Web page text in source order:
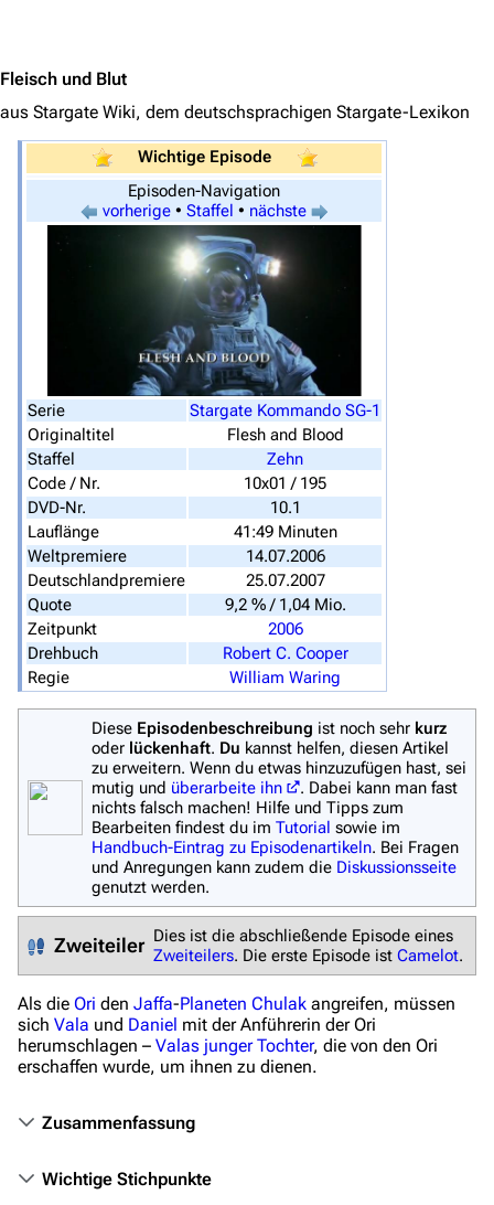
3639 2133 346.392
Hauptseite
Von A bis Z
Zufälliger Artikel
Spezialseiten
Datei hochladen
Filme und Serien
Überblick
Stargate SG-1
Stargate Atlantis
Stargate Universe
Stargate Origins
Stargate Infinity
Stargate-Romane
Filme
Personen
Fleisch und Blut
aus Stargate Wiki, dem deutschsprachigen Stargate-Lexikon
Wichtige Episode
Episoden-Navigation
vorherige• Staffel • nächste
Serie
Stargate Kommando SG-1
Originaltitel
Flesh and Blood
Staffel
Zehn
Code / Nr.
10x01 / 195
DVD-Nr.
10.1
Lauflänge
41:49 Minuten
Weltpremiere
14.07.2006
Deutschlandpremiere
25.07.2007
Quote
9,2 % / 1,04 Mio.
Zeitpunkt
2006
Drehbuch
Robert C. Cooper
Regie
William Waring
Diese Episodenbeschreibung ist noch sehr kurz
oder lückenhaft. Du kannst helfen, diesen Artikel
zu erweitern. Wenn du etwas hinzuzufügen hast, sei
mutig und überarbeite ihn
. Dabei kann man fast
nichts falsch machen! Hilfe und Tipps zum
Bearbeiten findest du im Tutorial sowie im
Handbuch-Eintrag zu Episodenartikeln. Bei Fragen
und Anregungen kann zudem die Diskussionsseite
genutzt werden.
Zweiteiler Dies ist die abschließende Episode eines
Zweiteilers. Die erste Episode ist Camelot.
Als die Ori den Jaffa-Planeten Chulak angreifen, müssen
sich Vala und Daniel mit der Anführerin der Ori
herumschlagen – Valas junger Tochter, die von den Ori
erschaffen wurde, um ihnen zu dienen.
Zusammenfassung
Wichtige Stichpunkte